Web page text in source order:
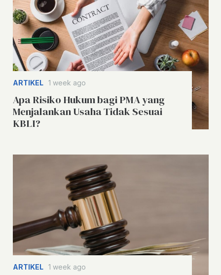
ARTIKEL 1 week ago
Apa Risiko Hukum bagi PMA yang
Menjalankan Usaha Tidak Sesuai
KBLI?
ARTIKEL 1 week ago